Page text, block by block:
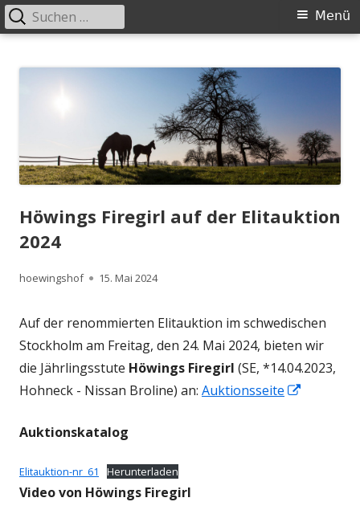
zum
Primäres
Menü
Suchen
nach:
Höwings Firegirl auf der Elitauktion
2024
Autor
hoewingshof
Veröffentlicht
15. Mai 2024
Auf der renommierten Elitauktion im schwedischen
Stockholm am Freitag, den 24. Mai 2024, bieten wir
die Jährlingsstute Höwings Firegirl (SE, *14.04.2023,
Hohneck - Nissan Broline) an: Auktionsseite
Auktionskatalog
Elitauktion-nr_61 Herunterladen
Video von Höwings Firegirl